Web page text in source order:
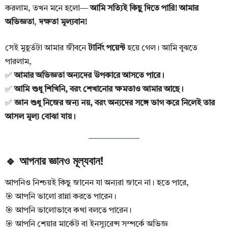
করলাম, তখন মনে হলো—আমি সত্যিই কিছু দিতে পারি! আমার
অভিজ্ঞতা, দক্ষতা মূল্যবান!
সেই মুহূর্তটা আমার জীবনেটার্নিং পয়েন্টহয়ে গেল। আমি বুঝতে
পারলাম,
✅আমার অভিজ্ঞতা অন্যদের উপকারে আসতে পারে।
✅আমি শুধু শিখিনি, বরং শেখানোর ক্ষমতাও আমার আছে।
✅ জ্ঞান শুধু নিজের জন্য নয়, বরং অন্যদের সঙ্গে ভাগ করে নিলেই তার
আসল মূল্য বোঝা যায়।
🔹 আপনার জ্ঞানও মূল্যবান!
আপনিও নিশ্চয়ই কিছু জানেন যা অন্যরা জানে না। হতে পারে,
🎯 আপনি ভালো রান্না করতে পারেন।
🎯 আপনি ভালোভাবে কথা বলতে পারেন।
🎯 আপনি শেয়ার মার্কেট বা ইনস্যুরেন্স সম্পর্কে অভিজ্ঞ